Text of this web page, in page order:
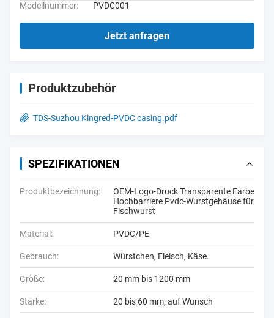
Modellnummer:
PVDC001
Jetzt anfragen
Produktzubehör
TDS-Suzhou Kingred-PVDC casing.pdf
SPEZIFIKATIONEN
Produktbezeichnung:
OEM-Logo-Druck Transparente Farbe
Hochbarriere Pvdc-Wurstgehäuse für
Fischwurst
Material: PVDC/PE
Gebrauch: Würstchen, Fleisch, Käse.
Größe: 20 mm bis 1200 mm
Stärke: 20 bis 60 mm, auf Wunsch